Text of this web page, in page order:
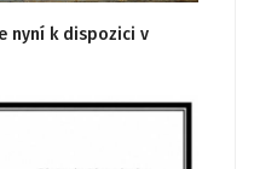
nyní k dispozici v